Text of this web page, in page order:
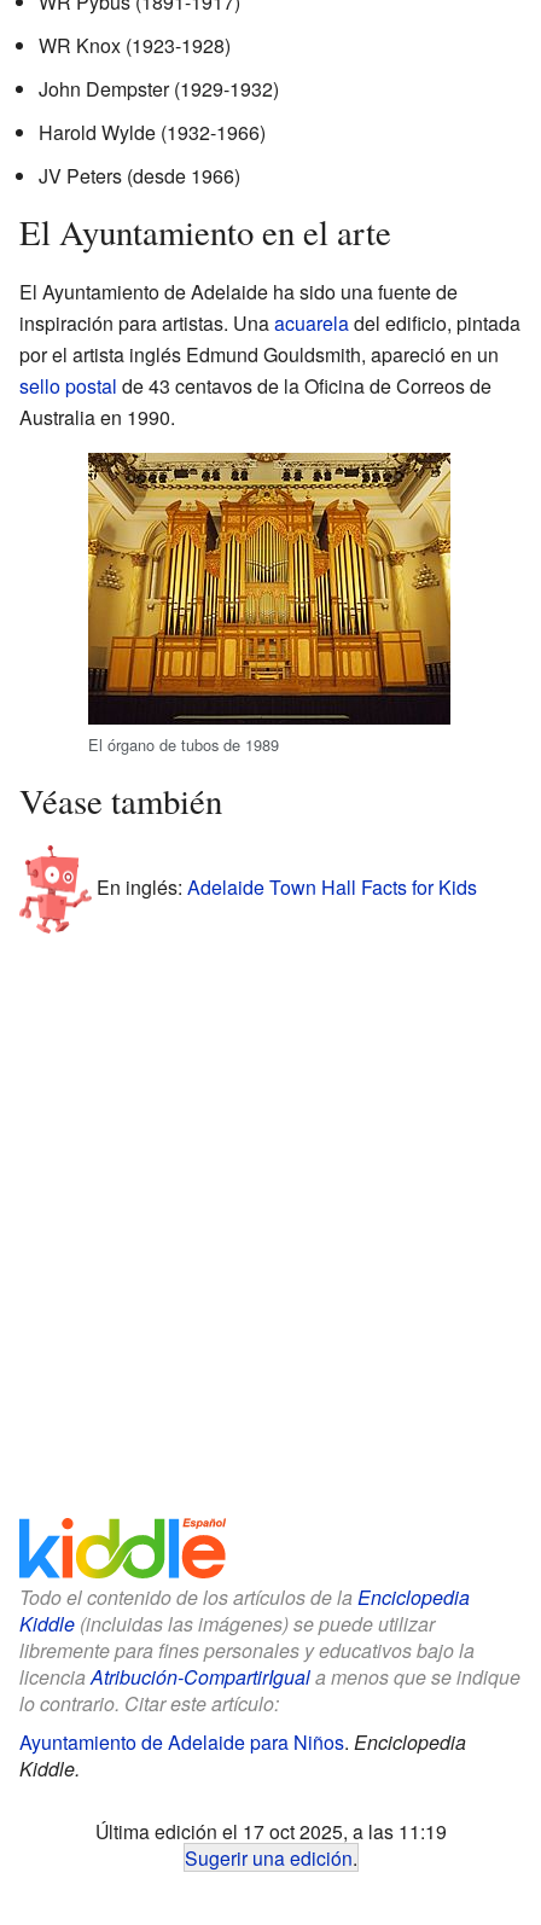
WR Knox (1923-1928)
John Dempster (1929-1932)
Harold Wylde (1932-1966)
JV Peters (desde 1966)
El Ayuntamiento en el arte
El Ayuntamiento de Adelaide ha sido una fuente de
inspiración para artistas. Unaacuareladel edificio, pintada
por el artista inglés Edmund Gouldsmith, apareció en un
sello postal de 43 centavos de la Oficina de Correos de
Australia en 1990.
El órgano de tubos de 1989
Véase también
En inglés: Adelaide Town Hall Facts for Kids
Todo el contenido de los artículos de la Enciclopedia
Kiddle (incluidas las imágenes) se puede utilizar
libremente para fines personales y educativos bajo la
licenciaAtribución-CompartirIguala menos que se indique
lo contrario. Citar este artículo:
Ayuntamiento de Adelaide para Niños. Enciclopedia
Kiddle.
Última edición el 17 oct 2025, a las 11:19
Sugerir una edición.